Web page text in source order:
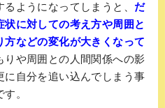
ようになってしまうと、 だ
状に対しての考え方や周囲と
方などの変化が大きくなって
りや周囲との人間関係への影
に自分を追い込んでしまう事
。